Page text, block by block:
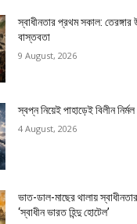
স্বাধীনতার প্রথম সকাল:
বাস্তবতা
9 August, 2026
স্বপ্ন নিয়েই পাহাড়েই বিলীন নির্মল
4 August, 2026
ভাত-ডাল-মাছের থালায়
‘স্বাধীন ভারত হিন্দু হোটেল’